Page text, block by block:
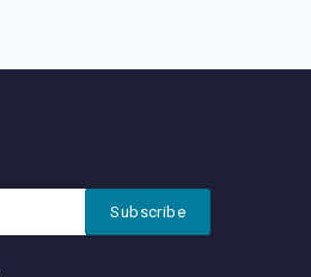
Subscribe